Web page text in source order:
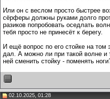
Или он с веслом просто быстрее
сёрферы должны руками долго
разиков попробовать оседлать
тебя просто не принесёт к берегу.
И ещё вопрос по его стойке на
дал. А можно ли при такой волне и
ней сменить стойку - поменять
02.10.2025, 01:28